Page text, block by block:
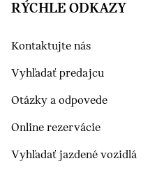
RÝCHLE ODKAZY
Kontaktujte nás
Vyhľadať predajcu
Otázky a odpovede
Online rezervácie
Vyhľadať jazdené vozidlá